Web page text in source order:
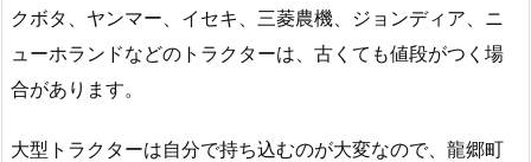
クボタ、ヤンマー、イセキ、三菱農機、ジョンディア、ニ
ューホランドなどのトラクターは、古くても値段がつく場
合があります。
大型トラクターは自分で持ち込むのが大変なので、龍郷町